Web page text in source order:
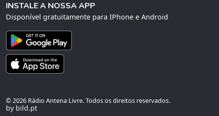
INSTALE A NOSSA APP
Disponível gratuitamente para IPhone e Android
© 2026 Rádio Antena Livre. Todos os direitos reservados.
by bild.pt